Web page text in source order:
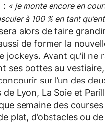
: « je monte encore en
à 100 % en tant
alors de faire
de former la
jockeys. Avant qu’il ne
ses bottes au
sur l’un des
Lyon, La Soie et
semaine des
plat, d’obstacles ou de